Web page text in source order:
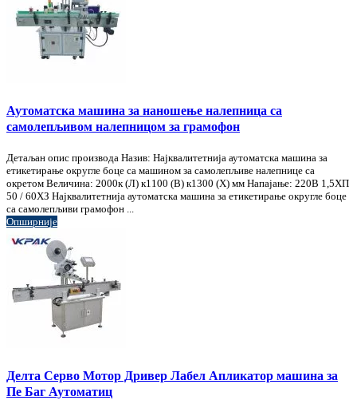
Аутоматска машина за наношење налепница са
самолепљивом налепницом за грамофон
Детаљан опис производа Назив: Најквалитетнија аутоматска машина за
етикетирање округле боце са машином за самолепљиве налепнице са
окретом Величина: 2000к (Л) к1100 (В) к1300 (Х) мм Напајање: 220В 1,5ХП
50 / 60ХЗ Најквалитетнија аутоматска машина за етикетирање округле боце
са самолепљиви грамофон ...
Опширније
Делта Серво Мотор Дривер Лабел Апликатор машина за
Пе Баг Аутоматиц